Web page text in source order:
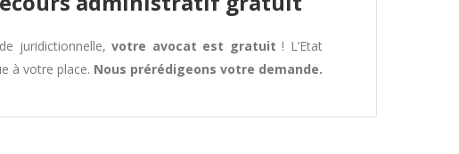
juridictionnelle,votre avocat est gratuit ! L’Etat
à votre place. Nous prérédigeons votre demande.